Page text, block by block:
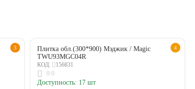
3 4
Плитка обл.(300*900) Мэджик / Magic
TWU93MGC04R
КОД: 156831
0.0
Доступность: 17 шт